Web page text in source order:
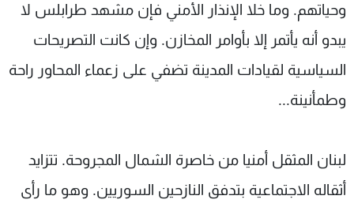
وحياتهم. وما خلا الإنذار الأمني فإن مشهد طرابلس لا
يبدو أنه يأتمر إلا بأوامر المخازن. وإن كانت التصريحات
السياسية لقيادات المدينة تضفي على زعماء المحاور راحة
وطمأنينة...
لبنان المثقل أمنيا من خاصرة الشمال المجروحة. تتزايد
أثقاله الاجتماعية بتدفق النازحين السوريين. وهو ما رأى